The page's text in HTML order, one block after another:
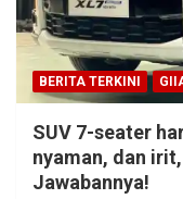
BERITA TERKINI
SUV 7-seater
nyaman, dan
Jawabannya!